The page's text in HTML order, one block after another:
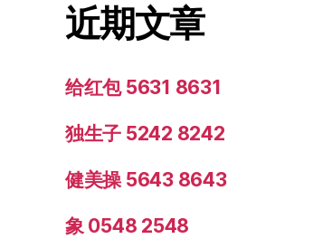
近期文章
给红包 5631 8631
独生子 5242 8242
健美操 5643 8643
象 0548 2548